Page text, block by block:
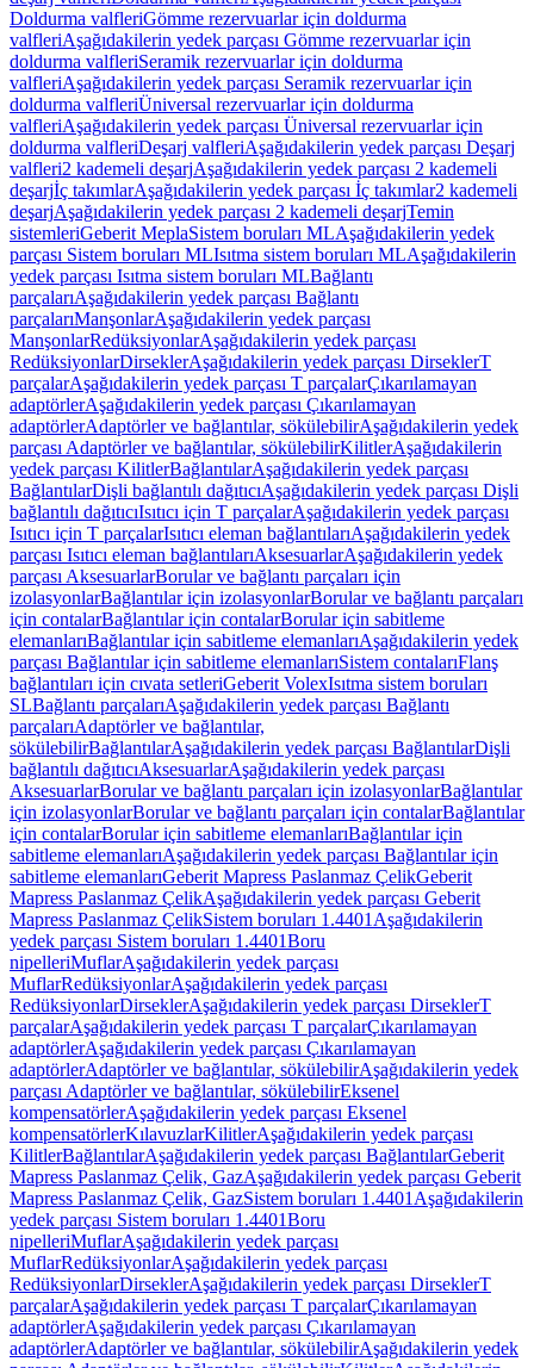
Doldurma valfleriGömme rezervuarlar için doldurma
valfleriAşağıdakilerin yedek parçası Gömme rezervuarlar için
doldurma valfleriSeramik rezervuarlar için doldurma
valfleriAşağıdakilerin yedek parçası Seramik rezervuarlar için
doldurma valfleriÜniversal rezervuarlar için doldurma
valfleriAşağıdakilerin yedek parçası Üniversal rezervuarlar için
doldurma valfleriDeşarj valfleriAşağıdakilerin yedek parçası Deşarj
valfleri2 kademeli deşarjAşağıdakilerin yedek parçası 2 kademeli
deşarjİç takımlarAşağıdakilerin yedek parçası İç takımlar2 kademeli
deşarjAşağıdakilerin yedek parçası 2 kademeli deşarjTemin
sistemleriGeberit MeplaSistem boruları MLAşağıdakilerin yedek
parçası Sistem boruları MLIsıtma sistem boruları MLAşağıdakilerin
yedek parçası Isıtma sistem boruları MLBağlantı
parçalarıAşağıdakilerin yedek parçası Bağlantı
parçalarıManşonlarAşağıdakilerin yedek parçası
ManşonlarRedüksiyonlarAşağıdakilerin yedek parçası
RedüksiyonlarDirseklerAşağıdakilerin yedek parçası DirseklerT
parçalarAşağıdakilerin yedek parçası T parçalarÇıkarılamayan
adaptörlerAşağıdakilerin yedek parçası Çıkarılamayan
adaptörlerAdaptörler ve bağlantılar, sökülebilirAşağıdakilerin yedek
parçası Adaptörler ve bağlantılar, sökülebilirKilitlerAşağıdakilerin
yedek parçası KilitlerBağlantılarAşağıdakilerin yedek parçası
BağlantılarDişli bağlantılı dağıtıcıAşağıdakilerin yedek parçası Dişli
bağlantılı dağıtıcıIsıtıcı için T parçalarAşağıdakilerin yedek parçası
Isıtıcı için T parçalarIsıtıcı eleman bağlantılarıAşağıdakilerin yedek
parçası Isıtıcı eleman bağlantılarıAksesuarlarAşağıdakilerin yedek
parçası AksesuarlarBorular ve bağlantı parçaları için
izolasyonlarBağlantılar için izolasyonlarBorular ve bağlantı parçaları
için contalarBağlantılar için contalarBorular için sabitleme
elemanlarıBağlantılar için sabitleme elemanlarıAşağıdakilerin yedek
parçası Bağlantılar için sabitleme elemanlarıSistem contalarıFlanş
bağlantıları için cıvata setleriGeberit VolexIsıtma sistem boruları
SLBağlantı parçalarıAşağıdakilerin yedek parçası Bağlantı
parçalarıAdaptörler ve bağlantılar,
sökülebilirBağlantılarAşağıdakilerin yedek parçası BağlantılarDişli
bağlantılı dağıtıcıAksesuarlarAşağıdakilerin yedek parçası
AksesuarlarBorular ve bağlantı parçaları için izolasyonlarBağlantılar
için izolasyonlarBorular ve bağlantı parçaları için contalarBağlantılar
için contalarBorular için sabitleme elemanlarıBağlantılar için
sabitleme elemanlarıAşağıdakilerin yedek parçası Bağlantılar için
sabitleme elemanlarıGeberit Mapress Paslanmaz ÇelikGeberit
Mapress Paslanmaz ÇelikAşağıdakilerin yedek parçası Geberit
Mapress Paslanmaz ÇelikSistem boruları 1.4401 Aşağıdakilerin
yedek parçası Sistem boruları 1.4401Boru
nipelleriMuflarAşağıdakilerin yedek parçası
MuflarRedüksiyonlarAşağıdakilerin yedek parçası
RedüksiyonlarDirseklerAşağıdakilerin yedek parçası DirseklerT
parçalarAşağıdakilerin yedek parçası T parçalarÇıkarılamayan
adaptörlerAşağıdakilerin yedek parçası Çıkarılamayan
adaptörlerAdaptörler ve bağlantılar, sökülebilirAşağıdakilerin yedek
parçası Adaptörler ve bağlantılar, sökülebilirEksenel
kompensatörlerAşağıdakilerin yedek parçası Eksenel
kompensatörlerKılavuzlarKilitlerAşağıdakilerin yedek parçası
KilitlerBağlantılarAşağıdakilerin yedek parçası BağlantılarGeberit
Mapress Paslanmaz Çelik, GazAşağıdakilerin yedek parçası Geberit
Mapress Paslanmaz Çelik, GazSistem boruları 1.4401 Aşağıdakilerin
yedek parçası Sistem boruları 1.4401Boru
nipelleriMuflarAşağıdakilerin yedek parçası
MuflarRedüksiyonlarAşağıdakilerin yedek parçası
RedüksiyonlarDirseklerAşağıdakilerin yedek parçası DirseklerT
parçalarAşağıdakilerin yedek parçası T parçalarÇıkarılamayan
adaptörlerAşağıdakilerin yedek parçası Çıkarılamayan
adaptörlerAdaptörler ve bağlantılar, sökülebilirAşağıdakilerin yedek